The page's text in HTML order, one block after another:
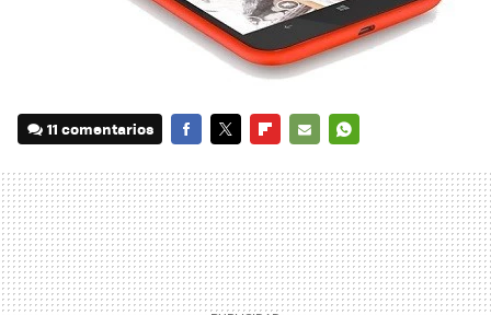
11 comentarios
MAIL